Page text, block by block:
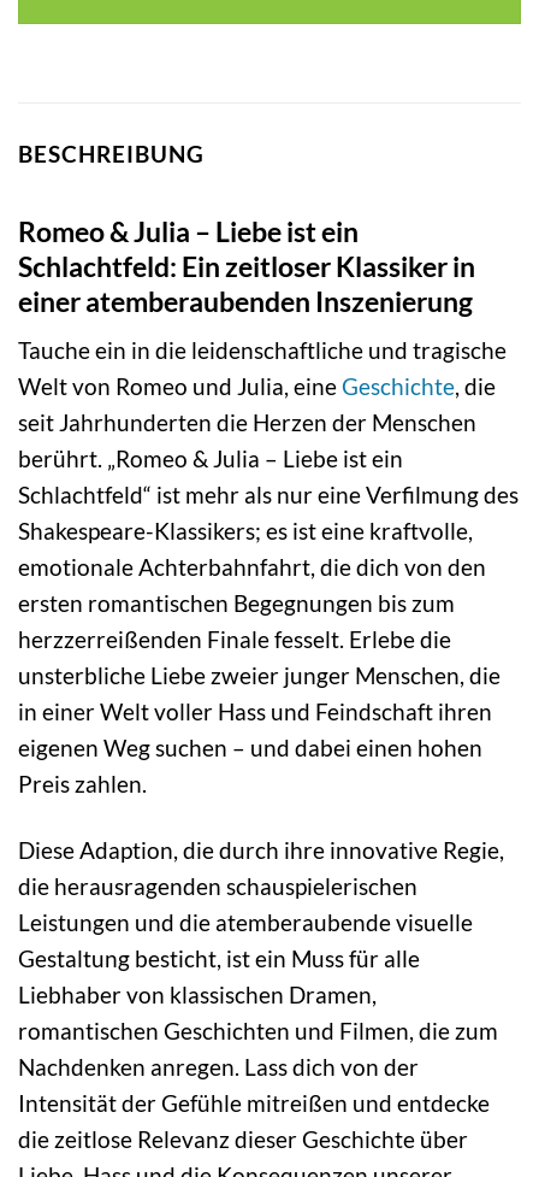
BESCHREIBUNG
Romeo & Julia – Liebe ist ein
Schlachtfeld: Ein zeitloser Klassiker in
einer atemberaubenden Inszenierung
Tauche ein in die leidenschaftliche und tragische
Welt von Romeo und Julia, eineGeschichte, die
seit Jahrhunderten die Herzen der Menschen
berührt. „Romeo & Julia – Liebe ist ein
Schlachtfeld“ ist mehr als nur eine Verfilmung des
Shakespeare-Klassikers; es ist eine kraftvolle,
emotionale Achterbahnfahrt, die dich von den
ersten romantischen Begegnungen bis zum
herzzerreißenden Finale fesselt. Erlebe die
unsterbliche Liebe zweier junger Menschen, die
in einer Welt voller Hass und Feindschaft ihren
eigenen Weg suchen – und dabei einen hohen
Preis zahlen.
Diese Adaption, die durch ihre innovative Regie,
die herausragenden schauspielerischen
Leistungen und die atemberaubende visuelle
Gestaltung besticht, ist ein Muss für alle
Liebhaber von klassischen Dramen,
romantischen Geschichten und Filmen, die zum
Nachdenken anregen. Lass dich von der
Intensität der Gefühle mitreißen und entdecke
die zeitlose Relevanz dieser Geschichte über